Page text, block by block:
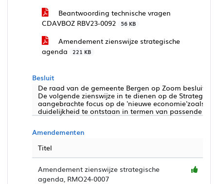
Beantwoording technische vragen
CDAVBOZ RBV23-0092
56 KB
Amendement zienswijze strategische
agenda
221 KB
Besluit
De raad van de gemeente Bergen op Zoom besluit:
De volgende zienswijze in te dienen op de
aangebrachte focus op de 'nieuwe economie'zoals
duidelijkheid te ontstaan in termen van passende
Amendementen
Titel
Amendement zienswijze strategische
agenda, RMO24-0007